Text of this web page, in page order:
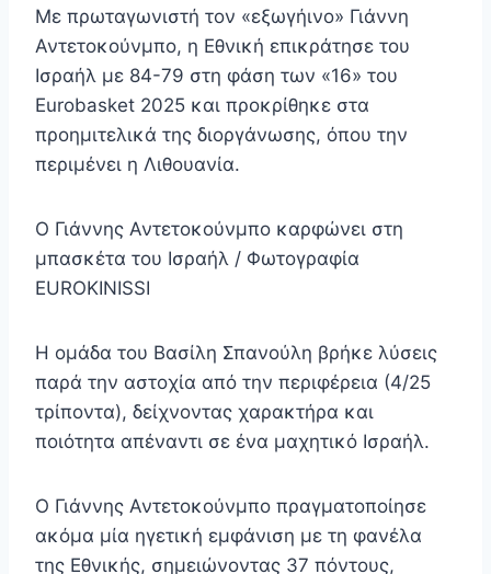
Με πρωταγωνιστή τον «εξωγήινο» Γιάννη
Αντετοκούνμπο, η Εθνική επικράτησε του
Ισραήλ με 84-79 στη φάση των «16» του
Eurobasket 2025 και προκρίθηκε στα
προημιτελικά της διοργάνωσης, όπου την
περιμένει η Λιθουανία.
Ο Γιάννης Αντετοκούνμπο καρφώνει στη
μπασκέτα του Ισραήλ / Φωτογραφία
EUROKINISSI
Η ομάδα του Βασίλη Σπανούλη βρήκε λύσεις
παρά την αστοχία από την περιφέρεια (4/25
τρίποντα), δείχνοντας χαρακτήρα και
ποιότητα απέναντι σε ένα μαχητικό Ισραήλ.
Ο Γιάννης Αντετοκούνμπο πραγματοποίησε
ακόμα μία ηγετική εμφάνιση με τη φανέλα
της Εθνικής, σημειώνοντας 37 πόντους,